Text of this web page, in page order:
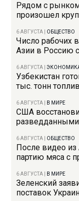
Рядом с
произошел
6 АВГУСТА ОБЩЕСТВО
Число рабочих
Азии в Россию
6 АВГУСТА |
Узбекистан
тыс. тонн
6 АВГУСТА В МИРЕ
США
6 АВГУСТА ОБЩЕСТВО
После видео
партию мяса с
6 АВГУСТА В МИРЕ
Зеленский
поставок